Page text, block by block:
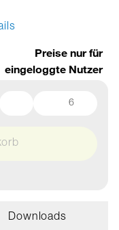
Preise nur für
eingeloggte Nutzer
6
Downloads